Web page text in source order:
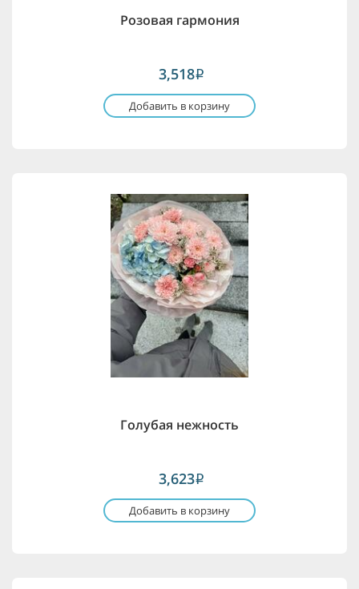
Розовая гармония
3,518i
Добавить в корзину
Голубая нежность
3,623i
Добавить в корзину